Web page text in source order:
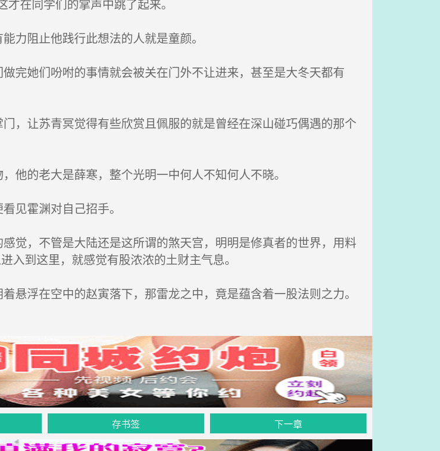
在同学们的掌声中跳了起来。
力阻止他践行此想法的人就是童颜。
完她们吩咐的事情就会被关在门外不让进来，甚至是大冬天都有
，让苏青冥觉得有些欣赏且佩服的就是曾经在深山碰巧偶遇的那个
的老大是薛寒，整个光明一中何人不知何人不晓。
见霍渊对自己招手。
觉，不管是大陆还是这所谓的煞天宫，明明是修真者的世界，用料
入到这里，就感觉有股浓浓的土财主气息。
浮在空中的赵寅落下，那雷龙之中，竟是蕴含着一股法则之力。
存书签 下一章